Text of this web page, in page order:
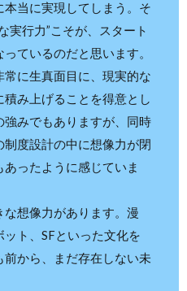
当に実現してしまう。そ
実行力”こそが、スタート
ているのだと思います。
に生真面目に、現実的な
み上げることを得意とし
みでもありますが、同時
度設計の中に想像力が閉
ったように感じていま
な想像力があります。漫
ト、SFといった文化を
から、まだ存在しない未